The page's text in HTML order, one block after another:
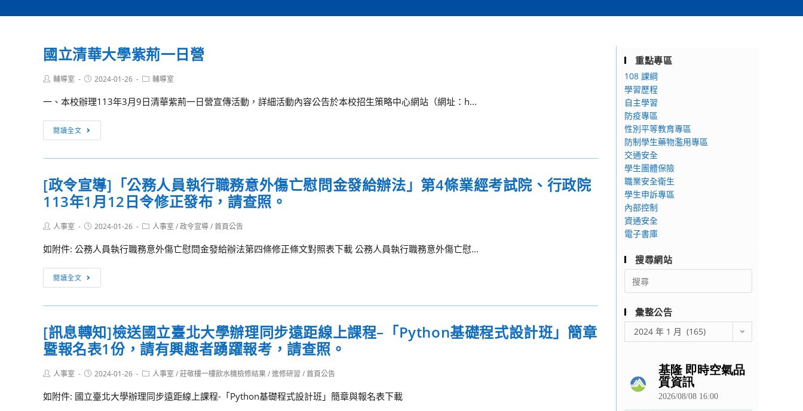
國立清華大學紫荊一日營
Post輔導室
Post2024-01-26
Post輔導室
一、本校辦理113年3月9日清華紫荊一日營宣傳活動，詳細活動內容公告於本校招生策略中心網站（網址：h...
閱讀全文
立
清
大
學
荊
日
營
[政令宣導]「公務人員執行職務意外傷亡慰問金發給辦法」第4條業經考試院、行政院
113年1月12日令修正發布，請查照。
Post人事室
Post2024-01-26
Post人事室 /政令宣導/首頁公告
如附件: 公務人員執行職務意外傷亡慰問金發給辦法第四條修正條文對照表下載 公務人員執行職務意外傷亡慰...
閱讀全文
令
宣
「公
務
員
執
行
[訊息轉知]檢送國立臺北大學辦理同步遠距線上課程–「Python基礎程式設計班」簡章
暨報名表1份，請有興趣者踴躍報考，請查照。
Post人事室
Post2024-01-26
Post人事室 /莊敬樓一樓飲水機檢修結果/進修研習 /首頁公告
如附件: 國立臺北大學辦理同步遠距線上課程-「Python基礎程式設計班」簡章與報名表下載
重點專區
108 課綱
學習歷程
自主學習
防疫專區
性別平等教育專區
防制學生藥物濫用專區
交通安全
學生團體保險
職業安全衛生
學生申訴專區
內部控制
資通安全
電子書庫
搜尋網站
Search
for:
彙整公告
整
2024 年 1 月 (165)